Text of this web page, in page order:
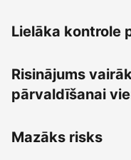
Lielāka kontrole
Risinājums
pārvaldīšanai
Mazāks risks